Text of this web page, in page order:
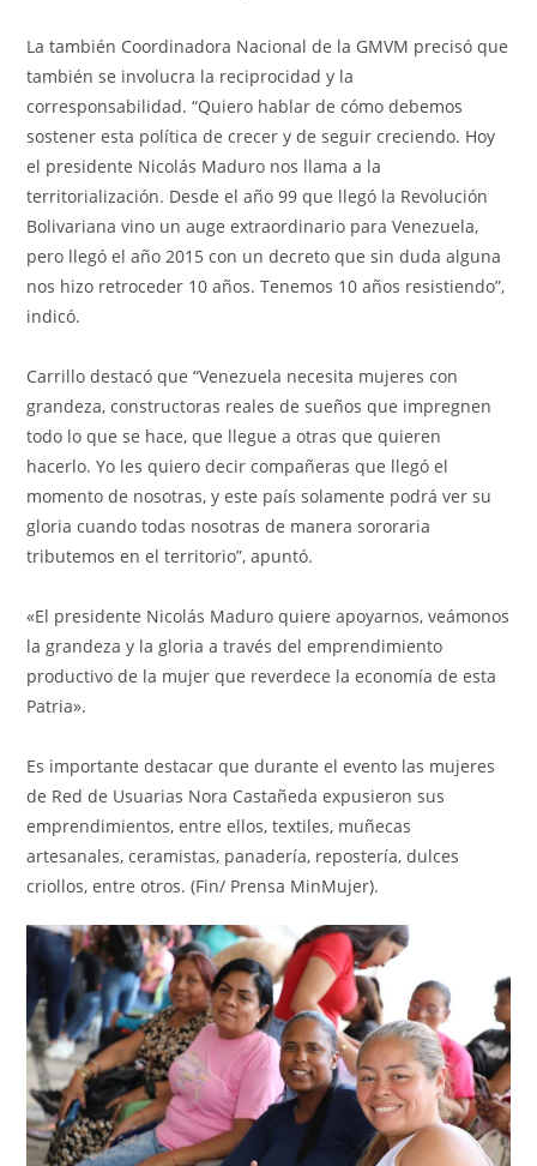
La también Coordinadora Nacional de la GMVM precisó que
también se involucra la reciprocidad y la
corresponsabilidad. “Quiero hablar de cómo debemos
sostener esta política de crecer y de seguir creciendo. Hoy
el presidente Nicolás Maduro nos llama a la
territorialización. Desde el año 99 que llegó la Revolución
Bolivariana vino un auge extraordinario para Venezuela,
pero llegó el año 2015 con un decreto que sin duda alguna
nos hizo retroceder 10 años. Tenemos 10 años resistiendo”,
indicó.
Carrillo destacó que “Venezuela necesita mujeres con
grandeza, constructoras reales de sueños que impregnen
todo lo que se hace, que llegue a otras que quieren
hacerlo. Yo les quiero decir compañeras que llegó el
momento de nosotras, y este país solamente podrá ver su
gloria cuando todas nosotras de manera sororaria
tributemos en el territorio”, apuntó.
«El presidente Nicolás Maduro quiere apoyarnos, veámonos
la grandeza y la gloria a través del emprendimiento
productivo de la mujer que reverdece la economía de esta
Patria».
Es importante destacar que durante el evento las mujeres
de Red de Usuarias Nora Castañeda expusieron sus
emprendimientos, entre ellos, textiles, muñecas
artesanales, ceramistas, panadería, repostería, dulces
criollos, entre otros. (Fin/ Prensa MinMujer).